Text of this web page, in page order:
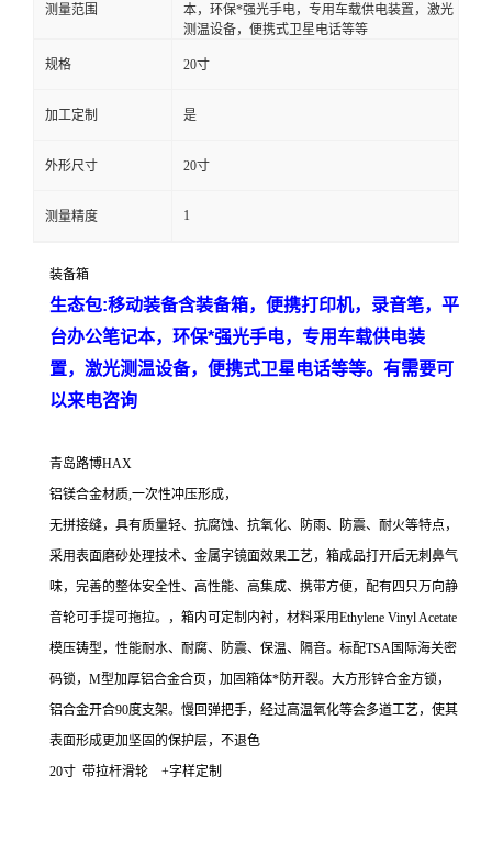
测量范围
本，环保*强光手电，专用车载供电装置，激光
测温设备，便携式卫星电话等等
规格 20寸
加工定制 是
外形尺寸 20寸
测量精度 1
装备箱
生态包:移动装备含装备箱，便携打印机，录音笔，平
台办公笔记本，环保*强光手电，专用车载供电装
置，激光测温设备，便携式卫星电话等等。有需要可
以来电咨询
青岛路博HAX
铝镁合金材质,一次性冲压形成，
无拼接缝，具有质量轻、抗腐蚀、抗氧化、防雨、防震、耐火等特点，
采用表面磨砂处理技术、金属字镜面效果工艺，箱成品打开后无刺鼻气
味，完善的整体安全性、高性能、高集成、携带方便，配有四只万向静
音轮可手提可拖拉。，箱内可定制内衬，材料采用Ethylene Vinyl Acetate
模压铸型，性能耐水、耐腐、防震、保温、隔音。标配TSA国际海关密
码锁，M型加厚铝合金合页，加固箱体*防开裂。大方形锌合金方锁，
铝合金开合90度支架。慢回弹把手，经过高温氧化等会多道工艺，使其
表面形成更加坚固的保护层，不退色
20寸 带拉杆滑轮 +字样定制